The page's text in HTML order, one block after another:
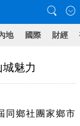
地 國際 財經
魅力
同鄉社團家鄉市